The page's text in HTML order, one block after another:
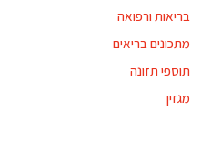
בריאות ורפואה
מתכונים בריאים
תוספי תזונה
מגזין